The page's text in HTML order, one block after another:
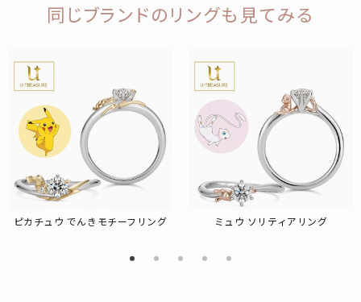
同じブランドのリングも見てみる
ピカチュウ でんきモチーフリング ミュウ ソリティアリング